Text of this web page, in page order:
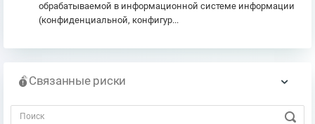
обрабатываемой в информационной системе информации
(конфиденциальной, конфигур...
Связанные риски